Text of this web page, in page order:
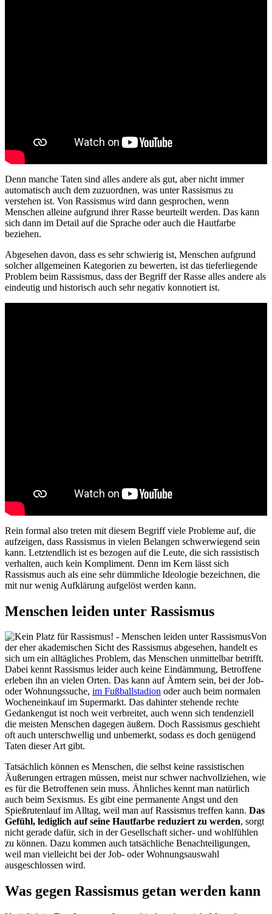
Denn manche Taten sind alles andere als gut, aber nicht immer
automatisch auch dem zuzuordnen, was unter Rassismus zu
verstehen ist. Von Rassismus wird dann gesprochen, wenn
Menschen alleine aufgrund ihrer Rasse beurteilt werden. Das kann
sich dann im Detail auf die Sprache oder auch die Hautfarbe
beziehen.
Abgesehen davon, dass es sehr schwierig ist, Menschen aufgrund
solcher allgemeinen Kategorien zu bewerten, ist das tieferliegende
Problem beim Rassismus, dass der Begriff der Rasse alles andere als
eindeutig und historisch auch sehr negativ konnotiert ist.
Rein formal also treten mit diesem Begriff viele Probleme auf, die
aufzeigen, dass Rassismus in vielen Belangen schwerwiegend sein
kann. Letztendlich ist es bezogen auf die Leute, die sich rassistisch
verhalten, auch kein Kompliment. Denn im Kern lässt sich
Rassismus auch als eine sehr dümmliche Ideologie bezeichnen, die
mit nur wenig Aufklärung aufgelöst werden kann.
Menschen leiden unter Rassismus
Von
der eher akademischen Sicht des Rassismus abgesehen, handelt es
sich um ein alltägliches Problem, das Menschen unmittelbar betrifft.
Dabei kennt Rassismus leider auch keine Eindämmung, Betroffene
erleben ihn an vielen Orten. Das kann auf Ämtern sein, bei der Job-
oder Wohnungssuche, im Fußballstadion oder auch beim normalen
Wocheneinkauf im Supermarkt. Das dahinter stehende rechte
Gedankengut ist noch weit verbreitet, auch wenn sich tendenziell
die meisten Menschen dagegen äußern. Doch Rassismus geschieht
oft auch unterschwellig und unbemerkt, sodass es doch genügend
Taten dieser Art gibt.
Tatsächlich können es Menschen, die selbst keine rassistischen
Äußerungen ertragen müssen, meist nur schwer nachvollziehen, wie
es für die Betroffenen sein muss. Ähnliches kennt man natürlich
auch beim Sexismus. Es gibt eine permanente Angst und den
Spießrutenlauf im Alltag, weil man auf Rassismus treffen kann. Das
Gefühl, lediglich auf seine Hautfarbe reduziert zu werden, sorgt
nicht gerade dafür, sich in der Gesellschaft sicher- und wohlfühlen
zu können. Dazu kommen auch tatsächliche Benachteiligungen,
weil man vielleicht bei der Job- oder Wohnungsauswahl
ausgeschlossen wird.
Was gegen Rassismus getan werden kann